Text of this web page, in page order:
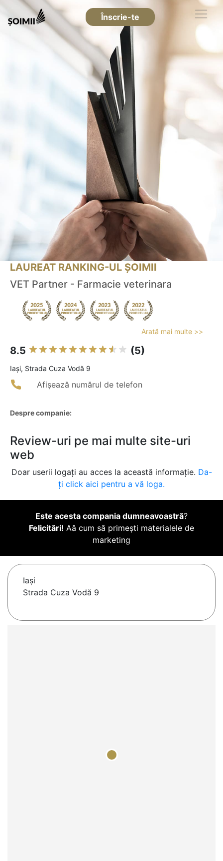
Înscrie-te
LAUREAT RANKING-UL ȘOIMII
VET Partner - Farmacie veterinara
Arată mai multe >>
8.5 (5)
Iaşi, Strada Cuza Vodă 9
Afișează numărul de telefon
Despre companie:
Review-uri pe mai multe site-uri
web
Doar userii logați au acces la această informație. Da-
ți click aici pentru a vă loga.
Este acesta compania dumneavoastră?
Felicitări! Aă cum să primești materialele de
marketing
Iaşi
Strada Cuza Vodă 9